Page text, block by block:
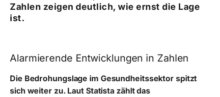
Zahlen zeigen deutlich, wie ernst die Lage
ist.
Alarmierende Entwicklungen in Zahlen
Die Bedrohungslage im Gesundheitssektor spitzt
sich weiter zu. Laut Statista zählt das